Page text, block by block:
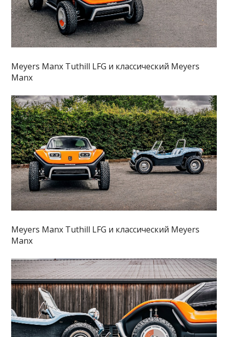
Meyers Manx Tuthill LFG и классический Meyers
Manx
Meyers Manx Tuthill LFG и классический Meyers
Manx